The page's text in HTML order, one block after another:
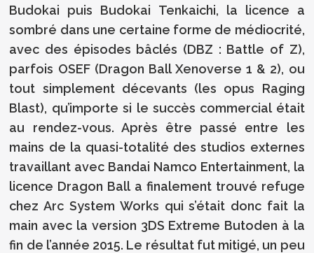
Budokai puis Budokai Tenkaichi, la licence a
sombré dans une certaine forme de médiocrité,
avec des épisodes bâclés (DBZ : Battle of Z),
parfois OSEF (Dragon Ball Xenoverse 1 & 2), ou
tout simplement décevants (les opus Raging
Blast), qu’importe si le succès commercial était
au rendez-vous. Après être passé entre les
mains de la quasi-totalité des studios externes
travaillant avec Bandai Namco Entertainment, la
licence Dragon Ball a finalement trouvé refuge
chez Arc System Works qui s’était donc fait la
main avec la version 3DS Extreme Butoden à la
fin de l’année 2015. Le résultat fut mitigé, un peu